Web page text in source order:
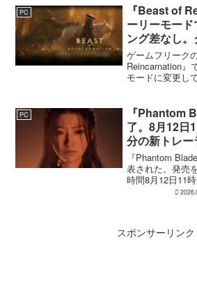
ルで印象に残る
PC
『Beast of
ーリーモー
ング差なし
えのNEW
ゲームフリーク
Reincarnation』
モードに変更し
収集要素、エ
難度のNEW
る。...
PC
『Phantom
了。8月12日
分の新トレ
『Phantom
表された。発売
時間8月12日11
Steam、Epic
スポンサーリンク